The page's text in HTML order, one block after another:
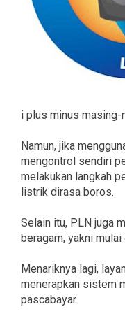
i plus minus masing-
Namun, jika
mengontrol sendiri
melakukan langkah
listrik dirasa boros.
Selain itu, PLN juga
beragam, yakni
Menariknya lagi,
menerapkan sistem
pascabayar.